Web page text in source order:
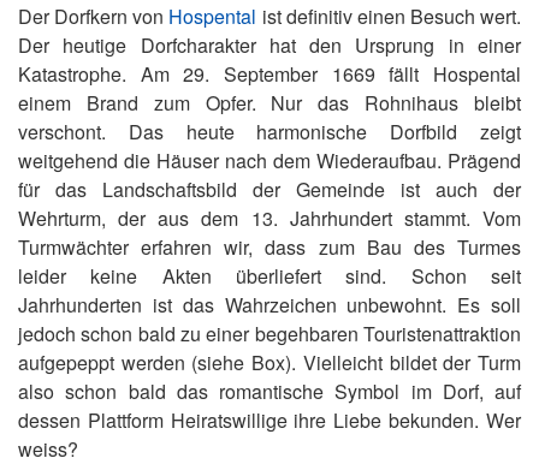
Der Dorfkern von Hospental ist definitiv einen Besuch wert.
Der heutige Dorfcharakter hat den Ursprung in einer
Katastrophe. Am 29. September 1669 fällt Hospental
einem Brand zum Opfer. Nur das Rohnihaus bleibt
verschont. Das heute harmonische Dorfbild zeigt
weitgehend die Häuser nach dem Wiederaufbau. Prägend
für das Landschaftsbild der Gemeinde ist auch der
Wehrturm, der aus dem 13. Jahrhundert stammt. Vom
Turmwächter erfahren wir, dass zum Bau des Turmes
leider keine Akten überliefert sind. Schon seit
Jahrhunderten ist das Wahrzeichen unbewohnt. Es soll
jedoch schon bald zu einer begehbaren Touristenattraktion
aufgepeppt werden (siehe Box). Vielleicht bildet der Turm
also schon bald das romantische Symbol im Dorf, auf
dessen Plattform Heiratswillige ihre Liebe bekunden. Wer
weiss?